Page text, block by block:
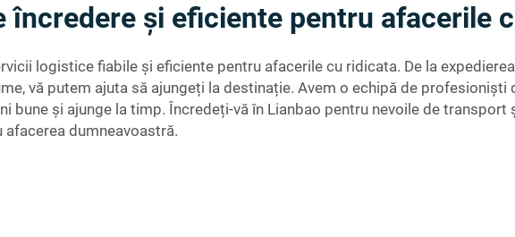
încredere și eficiente pentru afacerile
logistice fiabile și eficiente pentru afacerile cu ridicata. De la
vă putem ajuta să ajungeți la destinație. Avem o echipă de
bune și ajunge la timp. Încredeți-vă în Lianbao pentru nevoile de
dumneavoastră.